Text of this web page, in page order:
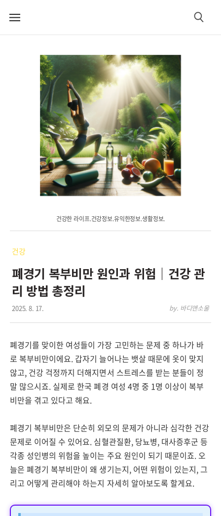
메
검
건강한 라이프.건강정보.유익한정보.생활정보.
건강
폐경기 복부비만 원인과 위험｜건강 관
리 방법 총정리
2025. 8. 17. by. 바디앤소울
폐경기를 맞이한 여성들이 가장 고민하는 문제 중 하나가 바
로 복부비만이에요. 갑자기 늘어나는 뱃살 때문에 옷이 맞지
않고, 건강 걱정까지 더해지면서 스트레스를 받는 분들이 정
말 많으시죠. 실제로 한국 폐경 여성 4명 중 1명 이상이 복부
비만을 겪고 있다고 해요.
폐경기 복부비만은 단순히 외모의 문제가 아니라 심각한 건강
문제로 이어질 수 있어요. 심혈관질환, 당뇨병, 대사증후군 등
각종 성인병의 위험을 높이는 주요 원인이 되기 때문이죠. 오
늘은 폐경기 복부비만이 왜 생기는지, 어떤 위험이 있는지, 그
리고 어떻게 관리해야 하는지 자세히 알아보도록 할게요.